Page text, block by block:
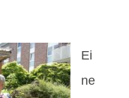
Ei
ne